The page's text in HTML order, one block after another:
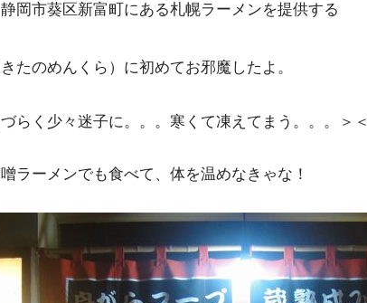
岡市葵区新富町にある札幌ラーメンを提供する
きたのめんくら）に初めてお邪魔したよ。
らく少々迷子に。。。寒くて凍えてまう。。。＞＜
ラーメンでも食べて、体を温めなきゃな！